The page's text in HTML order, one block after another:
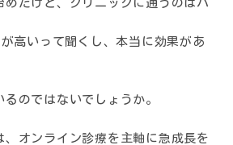
めたけど、クリニックに通うのはハ
が高いって聞くし、本当に効果があ
のではないでしょうか。
、オンライン診療を主軸に急成長を